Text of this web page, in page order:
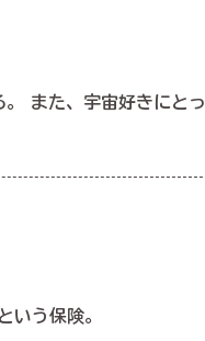
。 また、宇宙好きにとっ
いう保険。